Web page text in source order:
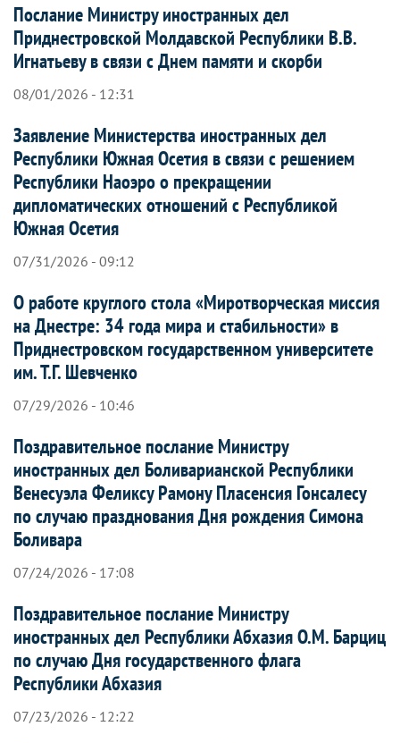
Послание Министру иностранных дел
Приднестровской Молдавской Республики В.В.
Игнатьеву в связи с Днем памяти и скорби
08/01/2026 - 12:31
Заявление Министерства иностранных дел
Республики Южная Осетия в связи с решением
Республики Наоэро о прекращении
дипломатических отношений с Республикой
Южная Осетия
07/31/2026 - 09:12
О работе круглого стола «Миротворческая миссия
на Днестре: 34 года мира и стабильности» в
Приднестровском государственном университете
им. Т.Г. Шевченко
07/29/2026 - 10:46
Поздравительное послание Министру
иностранных дел Боливарианской Республики
Венесуэла Феликсу Рамону Пласенсия Гонсалесу
по случаю празднования Дня рождения Симона
Боливара
07/24/2026 - 17:08
Поздравительное послание Министру
иностранных дел Республики Абхазия О.М. Барциц
по случаю Дня государственного флага
Республики Абхазия
07/23/2026 - 12:22